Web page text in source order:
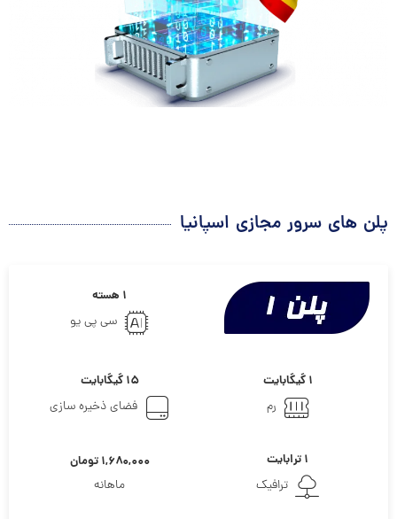
پلن های سرور مجازی اسپانیا
۱ هسته
سی پی یو
۱ گیگابایت
رم
۱۵ گیگابایت
فضای ذخیره سازی
۱ ترابایت
ترافیک
۱,۶۸۰,۰۰۰ تومان
ماهانه